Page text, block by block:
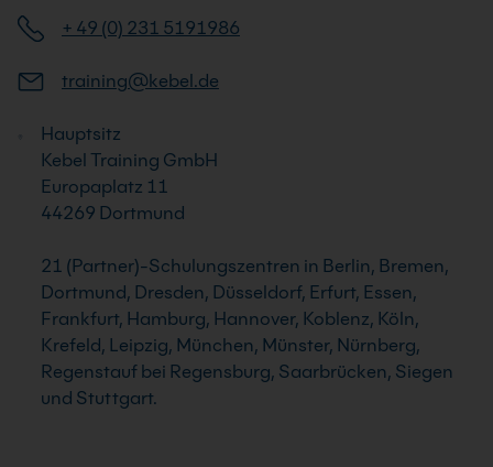
+ 49 (0) 231 5191986
training@kebel.de
Hauptsitz
Kebel Training GmbH
Europaplatz 11
44269 Dortmund
21 (Partner)-Schulungszentren in Berlin, Bremen,
Dortmund, Dresden, Düsseldorf, Erfurt, Essen,
Frankfurt, Hamburg, Hannover, Koblenz, Köln,
Krefeld, Leipzig, München, Münster, Nürnberg,
Regenstauf bei Regensburg, Saarbrücken, Siegen
und Stuttgart.